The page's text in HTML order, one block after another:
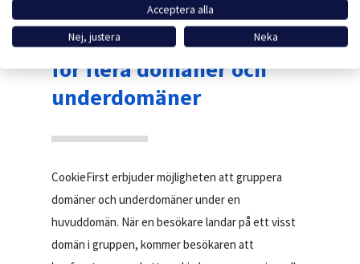
Consent över domäner
Be om consent en gång
för flera domäner och
underdomäner
CookieFirst erbjuder möjligheten att gruppera
domäner och underdomäner under en
huvuddomän. När en besökare landar på ett visst
domän i gruppen, kommer besökaren att
Acceptera alla
Nej, justera
Neka